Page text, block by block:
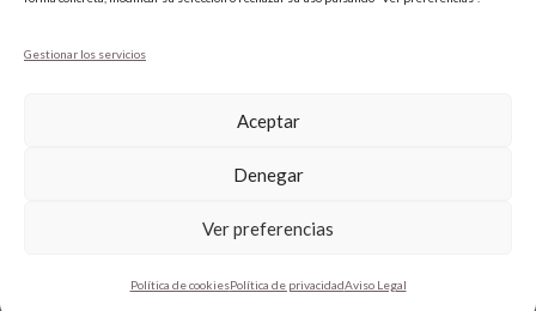
Gestionar los servicios
Aceptar
Denegar
Ver preferencias
Política de cookiesPolítica de privacidadAviso Legal